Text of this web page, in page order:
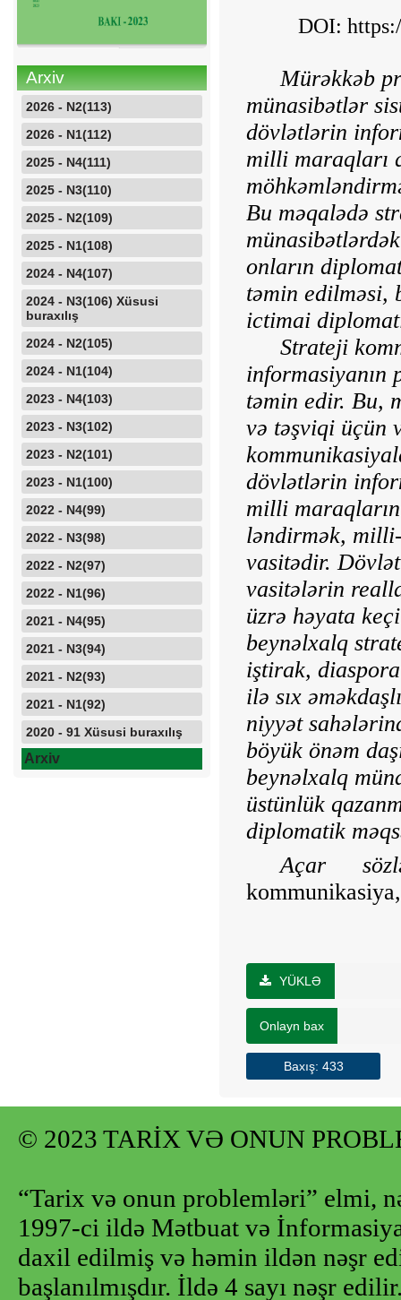
Arxiv
2026 - N2(113)
2026 - N1(112)
2025 - N4(111)
2025 - N3(110)
2025 - N2(109)
2025 - N1(108)
2024 - N4(107)
2024 - N3(106) Xüsusi
buraxılış
2024 - N2(105)
2024 - N1(104)
2023 - N4(103)
2023 - N3(102)
2023 - N2(101)
2023 - N1(100)
2022 - N4(99)
2022 - N3(98)
2022 - N2(97)
2022 - N1(96)
2021 - N4(95)
2021 - N3(94)
2021 - N2(93)
2021 - N1(92)
2020 - 91 Xüsusi buraxılış
Arxiv
DOI:
Mürəkkəb
münasibətlər
dövlətlərin
milli maraqları
Bu məqalədə
onların
təmin edilməsi,
ictimai
Strateji
informasiyanın
təmin edir. Bu,
və təşviqi üçün
dövlətlərin
milli
ləndirmək,
vasitədir.
vasitələrin
üzrə həyata
beynəlxalq
iştirak,
ilə sıx
niyyət
böyük önəm
beynəlxalq
üstünlük
diplomatik
Açar
YÜKLƏ
Onlayn bax
Baxış: 433
© 2023 TARİX VƏ ONUN
“Tarix və onun problemləri” elmi,
1997-ci ildə Mətbuat və
daxil edilmiş və həmin ildən nəşr
başlanılmışdır. İldə 4 sayı nəşr